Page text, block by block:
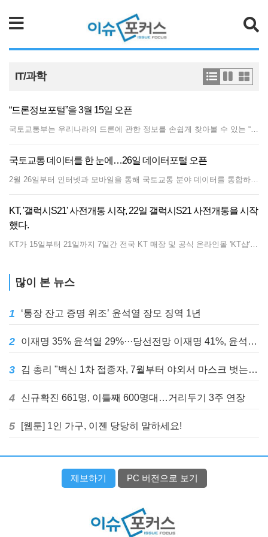
IT/과학
“드론정보포털”을 3월 15일 오픈
국토교통부는 우리나라의 드론에 관한 정보를 손쉽게 찾아볼 수 있는 “드론정보포털”을 3월 15일 오픈한다고 밝혔다.“드론정보포털*”은 국내의 드론기업과 각 기업의 드론제품 정보를 비롯하여, 드론비행과 관련한 최신 법령과 제도, 구인정보 등 드론관련 정보를 집약한 드론전문 누리집으로, 항공 전문기관인 항공안전기술원(원장 김연명)에서 운영한다. * 드론정보포털 누리집 주소 : http://www.droneportal.or.kr “드론정보포탈”은 현재 국내 81개 드론기업, 215개 드론 제품들을 사업영역, 드론종류, 사용용도, 최대이륙중량 등 조건별로 쉽게 검색할 수 있도록 설계되어, 국산 드론구매 수요가 있는 공공기관 등에서 국산 드론제품 정보를 손쉽게 찾아볼 수 있다.또한, 국토부의 드론 실증도시, 드론 특별자유화구역, 해외진출 지원 등 최신정책과 지원사업 동향, 영월·보은·고성에서 운영 중인 드론전용 비행시험장의 사용정보, 각종 행사소식과 드론산업 전반의 최신뉴스 등 드론기업들에게 유용한 정보도 확인할 수 있으며, 드론분야 취업 희망자들에게는 직종별 구인정보를 안내하여 양질의 구직정보도 제공할 계획이다.특히, 현재 공공분야 드론도입 도우미 역할을 하는 ｢우리드론 알림-e｣ 서비스*를 “드론정보포털”에서 통합 제공하여, 공공기관과 우리 드론기업 간 매칭을 통해 국산드론 활용이 더욱 증가할 것으로 기대된다. * (우리드론 알림e) 공공기관의 구매 제안요청서 기술검토, 드론관련 법·제도 상담, 드론 수요자와 공급자 간 매칭 지원, 드론 안전성 인증 안내, 시험 관련 인프라 이용 안내 등 국토교통부 첨단항공과 문석준 과장은 “드론정보포털은 단순한 정보제공에 그치지 않고, 국산 드론의 제작자와 수요자를 연결하는 만남의 장으로 의미가 있어 마땅한 홍보수단이 없는 우리 드론기업들에게 도움이 될 것”이라며, “매년 드론산업 실태조사를 통해 최신 정보를 취합하고, 유용한 정보는 드론정보포탈을 통해 편리하게 제공하겠다”고 밝혔다.
국토교통 데이터를 한 눈에…26일 데이터포털 오픈
2월 26일부터 인터넷과 모바일을 통해 국토교통 분야 데이터를 통합하여 제공하는 서비스를 시작한다.국토교통 분야의 공공데이터는 부동산 실거래가, 버스 도착정보, 항공영상 등 국민체감도가 크고 가치 높은 데이터*를 매년 개방해왔으나, 공공데이터가 여러 곳에 산재되어 제공되고 있어 필요한 데이터를 찾는데 불편함이 제기되어 왔다. * 국토교통 공공데이터 활용 TOP5 : 부동산 실거래가, 항공 정사영상, 건물에너지 사용량, 공동주택관리비, 버스 출·도착정보 이에, 국토교통부는 창업자 등이 국토교통 분야 공공데이터의 소재를 한 번에 파악하고 관련분석·활용사례 및 창업관련 정보를 종합 제공하는 ‘국토교통 데이터 통합 채널(data.molit.go.kr)’을 구축하였다.‘데이터 통합채널’의 주요 서비스 특징 및 내용은 다음과 같다.데이터 검색 시에 기존 개방되어 있는 데이터 뿐만 아니라 국토교통부와 산하기관에서 관리하는 보유 데이터의 검색이 가능하며, 데이터를 보유하고 있는 소재지와 연락처정보도 같이 안내되어 필요시에 원하는 데이터를 직접 요청할 수 있다.이를 위해 통합채널 시스템은 국토교통 분야 데이터를 보유한 약 130개 정보시스템*의 데이터를 연계하여 빠르고 정확하게 찾을 수 있도록 검색 데이터베이스(DB)를 구축하였다. * 자동차종합정보시스템(자동차 365), 건축행정시스템(세움터), 공공데이터포털 등 또한, 공공데이터에 관심을 가지고 있는 데이터 기업 또는 창업자의 신규서비스 개발이나 창업에 도움이 될 수 있는 아이디어를 공유하기 위해 민관이 참여한 다양한 활용사례와 통계정보를 제공하고, 기타 데이터 활용능력을 겨루는 아이디어 경진대회, 교육지원, 재정지원(창업자금, 사무공간) 등 각종 지원정보도 종합적으로 제공한다.국토교통부 정보화통계담당관 김용옥 과장은 “‘데이터 통합채널’을 통한 국민들의 국토교통 데이터에 대한 접근성 강화로 데이터 경제 활성화에 기여할 것으로 기대된다”면서, “앞으로도 국토교통부는 데이터를 보다 적극적으로 개방하는 한편 안전하게 데이터가 유통·활용 될 수 있도록 만전을 기하겠다”고 밝혔다.
KT, '갤럭시S21' 사전개통 시작, 22일 갤럭시S21 사전개통을 시작
했다.
KT가 15일부터 21일까지 7일간 전국 KT 매장 및 공식 온라인몰 'KT샵'에서 삼성전자 '갤럭시S21' 사전예약을 진행한다고 15일 밝혔다. 갤럭시S21의 공식 출시는 29일이다. 갤럭시S21 시리즈는 6.2인치 갤럭시S21, 6.7인치 갤럭시S21+, 6.8인치 갤럭시S21 Ultra의 3종이며 5G 전용으로 출시된다. S21 Ultra에는 기존 노트 시리즈 단말에만 지원하던 S펜 기능이 지원된다. 가격은 갤럭시S21 99만9900원(VAT포함), 갤럭시S21+ 119만9000원이며 갤럭시S21 Ultra는 256GB 145만2000원(VAT포함), 512GB 159만9400원(VAT포함)이다. KT는 갤럭시S21 출시와 함께 영상 통화연결음 'V컬러링'을 출시한다. V컬러링은 고객이 원하는 영상을 설정해 놓으면, 전화를 거는 상대방의 스마트폰에 해당 영상을 보여주는 서비스다. V컬러링 론칭 기념 할인 프로모션도 진행한다.
많이 본 뉴스
1 ‘통장 잔고 증명 위조’ 윤석열 장모 징역 1년
2 이재명 35% 윤석열 29%···당선전망 이재명 41%, 윤석열 32%
3 김 총리 "백신 1차 접종자, 7월부터 야외서 마스크 벗는다"
4 신규확진 661명, 이틀째 600명대…거리두기 3주 연장
5 [웹툰] 1인 가구, 이젠 당당히 말하세요!
제보하기 PC 버전으로 보기